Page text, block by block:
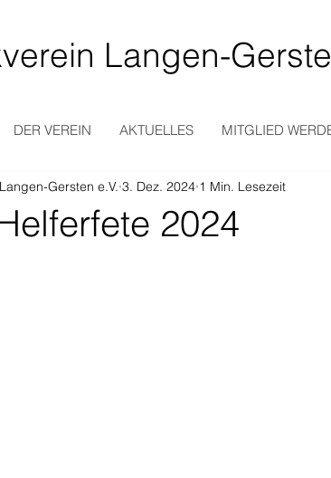
Langen-
DER VEREIN AKTUELLES MITGLIED
2024
Gersten e.V. 3. Dez. 2024 1 Min. Lesezeit